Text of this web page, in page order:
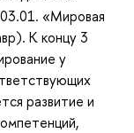
«Мировая
К концу 3
у
развитие и